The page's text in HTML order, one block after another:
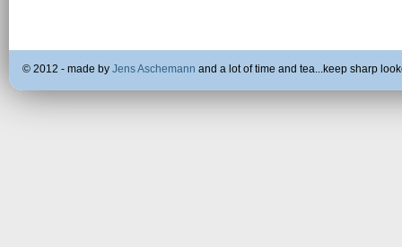
© 2012 - made by Jens Aschemann and a lot of time and tea...keep sharp